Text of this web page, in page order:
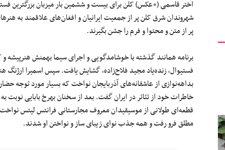
لندن
اختر قاسمی (+عکس) کلن برای بیست و ششمین بار میزبان بزرگترین
شهروندان شرق کلن پر از جمعیت ایرانیان و افغان‌های علاقمند به
پر از متن و محتوا و فرم را جشن بگیرند.
برنامه همانند گذشته با خوشامدگویی و اجرای سیما بهمنش هنرپیشه و
فستیوال، زنده‌یاد مجید فلاح‌زاده، گشایش یافت. سپس اسمیرا ارژنگ
بداهه‌نوازی از عاشقانه‌های آذربایجان نواخت که بسیار مورد توجه
خاطرات خود از تئاتر در ایران گفت. بعد از سخنان بهرخ بابایی
قطعه‌ای طولانی از موسیقیدان معروف مجارستانی فرانتس لیتس
مطلق فرو رفت و همه جذب نوای زیبای ساز و نواختن او شدند.